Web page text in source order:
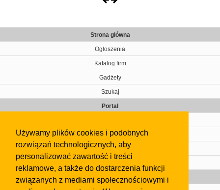
Używamy plików cookies i podobnych
rozwiązań technologicznych, aby
personalizować zawartość i treści
reklamowe, a także do dostarczenia funkcji
związanych z mediami społecznościowymi i
Strona główna
Ogłoszenia
Katalog firm
Gadżety
Szukaj
Portal
Kontakt
Regulamin
Gazeta